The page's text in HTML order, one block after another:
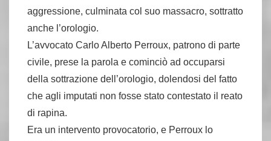
aggressione, culminata col suo massacro, sottratto
anche l’orologio.
L’avvocato Carlo Alberto Perroux, patrono di parte
civile, prese la parola e cominciò ad occuparsi
della sottrazione dell’orologio, dolendosi del fatto
che agli imputati non fosse stato contestato il reato
di rapina.
Era un intervento provocatorio, e Perroux lo